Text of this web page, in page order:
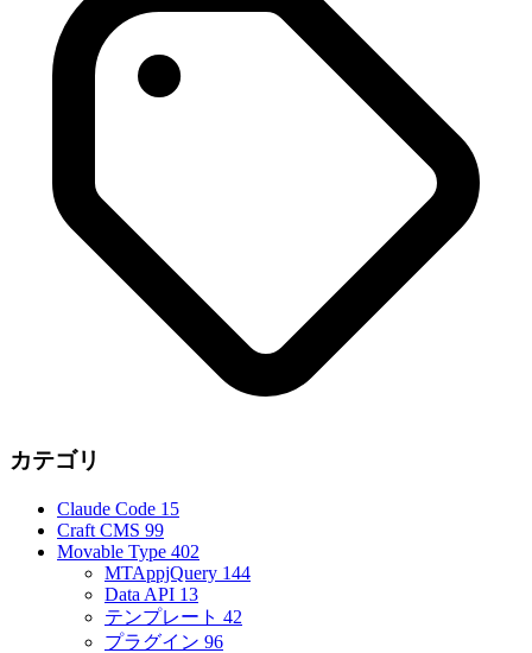
カテゴリ
Claude Code 15
Craft CMS 99
Movable Type 402
MTAppjQuery 144
Data API 13
テンプレート 42
プラグイン 96